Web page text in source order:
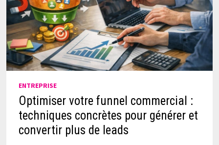
ENTREPRISE
Optimiser votre funnel commercial :
techniques concrètes pour générer et
convertir plus de leads